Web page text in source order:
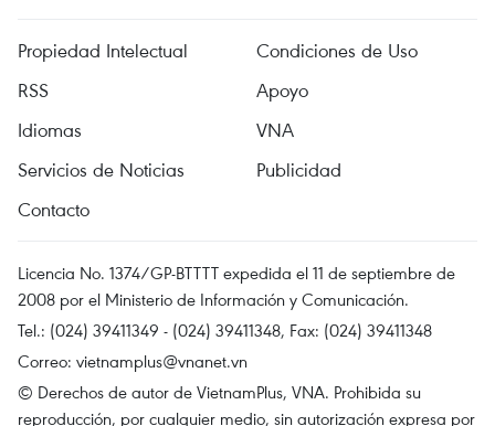
Propiedad Intelectual
Condiciones de Uso
RSS
Apoyo
Idiomas
VNA
Servicios de Noticias
Publicidad
Contacto
Licencia No. 1374/GP-BTTTT expedida el 11 de septiembre de
2008 por el Ministerio de Información y Comunicación.
Tel.: (024) 39411349 - (024) 39411348, Fax: (024) 39411348
Correo: vietnamplus@vnanet.vn
© Derechos de autor de VietnamPlus, VNA. Prohibida su
reproducción, por cualquier medio, sin autorización expresa por